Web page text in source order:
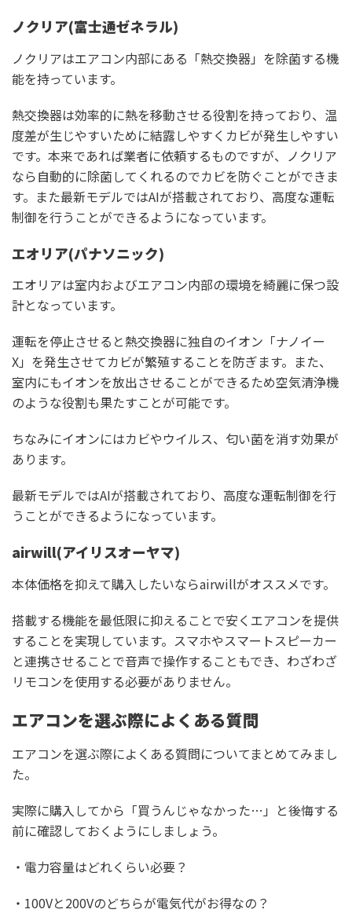
ノクリア(富士通ゼネラル)
ノクリアはエアコン内部にある「熱交換器」を除菌する機
能を持っています。
熱交換器は効率的に熱を移動させる役割を持っており、温
度差が生じやすいために結露しやすくカビが発生しやすい
です。本来であれば業者に依頼するものですが、ノクリア
なら自動的に除菌してくれるのでカビを防ぐことができま
す。また最新モデルではAIが搭載されており、高度な運転
制御を行うことができるようになっています。
エオリア(パナソニック)
エオリアは室内およびエアコン内部の環境を綺麗に保つ設
計となっています。
運転を停止させると熱交換器に独自のイオン「ナノイー
X」を発生させてカビが繁殖することを防ぎます。また、
室内にもイオンを放出させることができるため空気清浄機
のような役割も果たすことが可能です。
ちなみにイオンにはカビやウイルス、匂い菌を消す効果が
あります。
最新モデルではAIが搭載されており、高度な運転制御を行
うことができるようになっています。
airwill(アイリスオーヤマ)
本体価格を抑えて購入したいならairwillがオススメです。
搭載する機能を最低限に抑えることで安くエアコンを提供
することを実現しています。スマホやスマートスピーカー
と連携させることで音声で操作することもでき、わざわざ
リモコンを使用する必要がありません。
エアコンを選ぶ際によくある質問
エアコンを選ぶ際によくある質問についてまとめてみまし
た。
実際に購入してから「買うんじゃなかった…」と後悔する
前に確認しておくようにしましょう。
・電力容量はどれくらい必要？
・100Vと200Vのどちらが電気代がお得なの？